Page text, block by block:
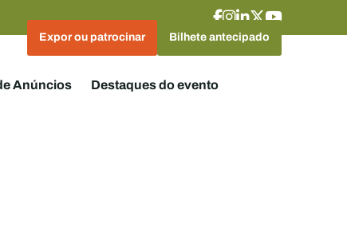
Expor ou patrocinar Bilhete antecipado
Anúncios Destaques do evento